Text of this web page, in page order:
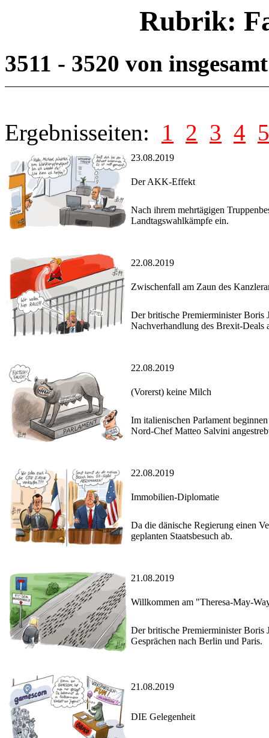
Rubrik:
3511 - 3520 von
Ergebnisseiten: 1 2 3 4 5
23.08.2019
Der AKK-Effekt
Nach ihrem mehrtägigen
Landtagswahlkämpfe ein.
22.08.2019
Zwischenfall am Zaun des
Der britische Premierminister Boris
Nachverhandlung des Brexit-Deals
22.08.2019
(Vorerst) keine Milch
Im italienischen Parlament
Nord-Chef Matteo Salvini
22.08.2019
Immobilien-Diplomatie
Da die dänische Regierung einen
geplanten Staatsbesuch ab.
21.08.2019
Willkommen am "Theresa-May-
Der britische Premierminister
Gesprächen nach Berlin und Paris.
21.08.2019
DIE Gelegenheit